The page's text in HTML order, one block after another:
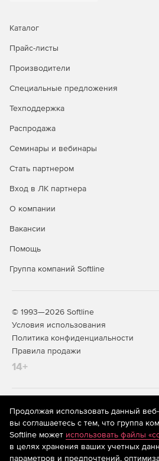
Каталог
Прайс-листы
Производители
Специальные предложения
Техподдержка
Распродажа
Семинары и вебинары
Стать партнером
Вход в ЛК партнера
О компании
Вакансии
Помощь
Группа компаний Softline
© 1993—2026 Softline
Условия использования
Политика конфиденциальности
Правила продажи
14+
На информационном ресурсе
рекомендательные технологии
предоставления информации на
систематизации и анализа сведений,
предпочтениям пользователей сети
находящихся на территории
Продолжая использовать данный веб-
вы соглашаетесь с тем, что группа
Softline может использовать файлы
в целях хранения ваших учетных
параметров и предпочтений,